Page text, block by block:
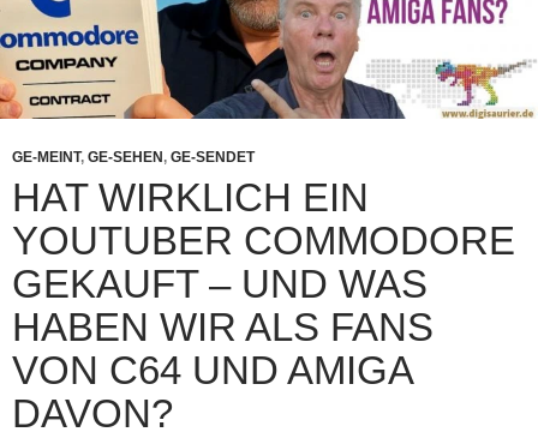
GE-MEINT, GE-SEHEN , GE-SENDET
HAT WIRKLICH EIN
YOUTUBER COMMODORE
GEKAUFT – UND WAS
HABEN WIR ALS FANS
VON C64 UND AMIGA
DAVON?